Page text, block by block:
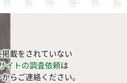
載をされていない
イトの調査依頼は
らご連絡ください。